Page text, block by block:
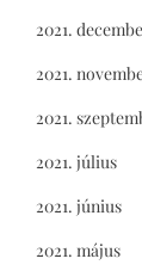
2021.
2021.
2021.
2021. július
2021. június
2021. május